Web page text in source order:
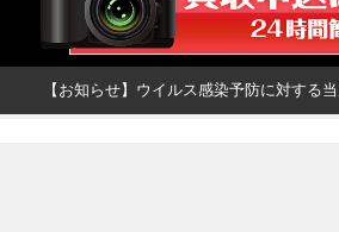
【お知らせ】ウイルス感染予防に対する